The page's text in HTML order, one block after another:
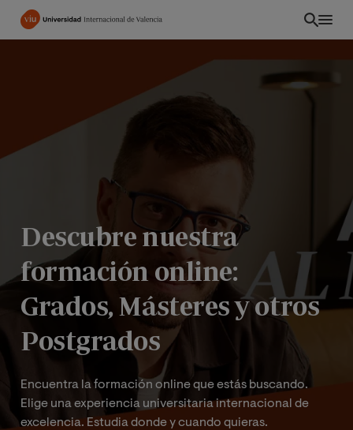
Pasar
ES
Descubre nuestra
formación online:
Grados, Másteres y otros
Postgrados
Encuentra la formación online que estás buscando.
Elige una experiencia universitaria internacional de
excelencia. Estudia donde y cuando quieras.